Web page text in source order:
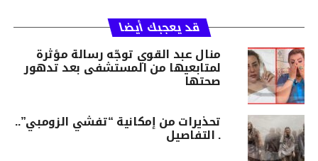
قد يعجبك أيضا
منال عبد القوي توجّه رسالة مؤثرة
لمتابعيها من المستشفى بعد تدهور
صحتها
تحذيرات من إمكانية “تفشي الزومبي”..
. التفاصيل